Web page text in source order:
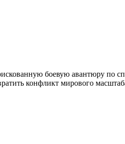
боевую авантюру по
конфликт мирового